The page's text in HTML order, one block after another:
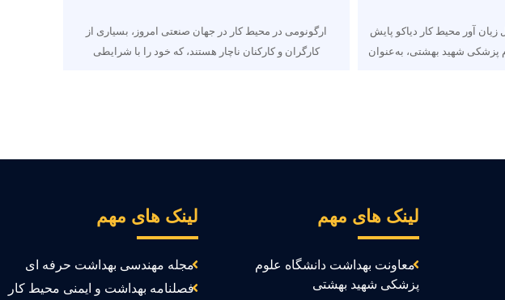
آور محیط کار دیاکو پایش
پزشکی شهید بهشتی، به‌عنوان
ارگونومی در محیط کار در جهان صنعتی امروز، بسیاری از
کارگران و کارکنان ناچار هستند، که خود را با شرایطی
لینک های مهم
معاونت بهداشت دانشگاه علوم
پزشکی شهید بهشتی
لینک های مهم
مجله مهندسی بهداشت حرفه ای
فصلنامه بهداشت و ایمنی محیط کار